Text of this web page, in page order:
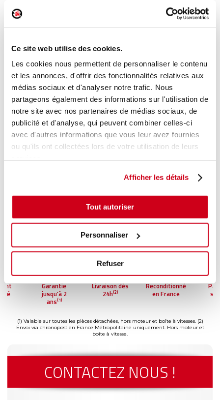
Ce site web utilise des cookies.
Les cookies nous permettent de personnaliser le contenu
et les annonces, d'offrir des fonctionnalités relatives aux
médias sociaux et d'analyser notre trafic. Nous
partageons également des informations sur l'utilisation de
notre site avec nos partenaires de médias sociaux, de
publicité et d'analyse, qui peuvent combiner celles-ci
avec d'autres informations que vous leur avez fournies
ou qu'ils ont collectées lors de votre utilisation de leurs
Afficher les détails
Tout autoriser
Personnaliser
Refuser
Rétroviseur électrique droit
Réf. constructeur :1524487
Modèle d'origine : FORD C-MAX 1 2007 - 201009
Modèle de provenance
Caractéristiques techniques
En stock 27,00 € TTC
AJOUTER AU PANIER
Garantie
jusqu'à 2
ans(1)
Livraison dès
24h(2)
Reconditionné
en France
(1) Valable sur toutes les pièces détachées, hors moteur et boîte à vitesses. (2)
Envoi via chronopost en France Métropolitaine uniquement. Hors moteur et
boîte à vitesse.
CONTACTEZ NOUS !